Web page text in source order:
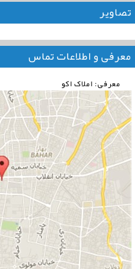
تصاویر
معرفی و اطلاعات تماس
معرفی: املاک اکو